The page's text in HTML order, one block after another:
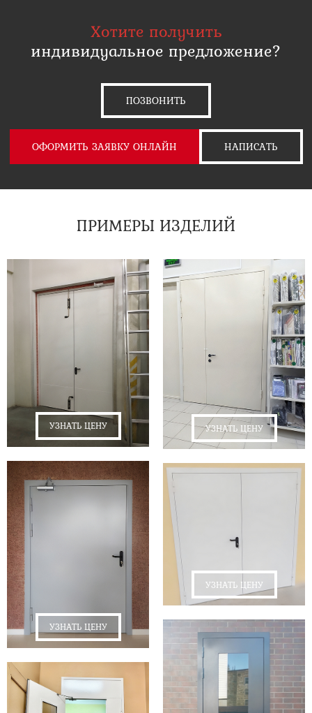
Хотите получить
индивидуальное предложение?
ПОЗВОНИТЬ
ОФОРМИТЬ ЗАЯВКУ ОНЛАЙН НАПИСАТЬ
ПРИМЕРЫ ИЗДЕЛИЙ
УЗНАТЬ ЦЕНУ
УЗНАТЬ ЦЕНУ
УЗНАТЬ ЦЕНУ
УЗНАТЬ ЦЕНУ